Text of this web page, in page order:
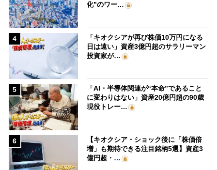
化”のワー…
4
「キオクシアが再び株価10万円になる
日は遠い」資産3億円超のサラリーマン
投資家が…
5
「AI・半導体関連が“本命”であること
に変わりはない」資産20億円超の90歳
現役トレー…
6
【キオクシア・ショック後に「株価倍
増」も期待できる注目銘柄5選】資産3
億円超・…